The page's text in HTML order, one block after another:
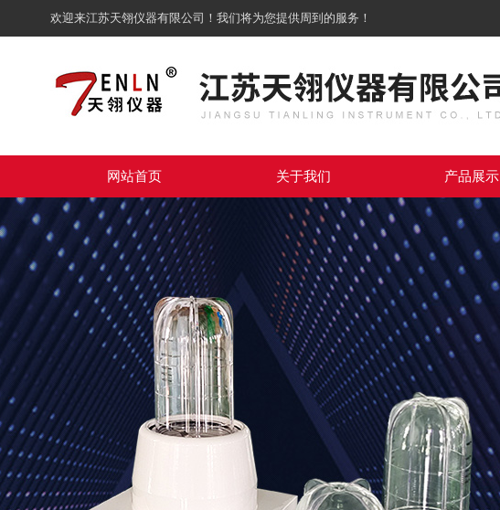
欢迎来江苏天翎仪器有限公司！我们将为您提供周到的服务！
网站首页 关于我们 产品展示